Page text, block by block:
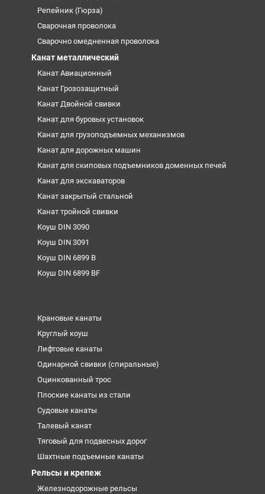
Репейник (Гюрза)
Сварочная проволока
Сварочно омедненная проволока
Канат металлический
Канат Авиационный
Канат Грозозащитный
Канат Двойной свивки
Канат для буровых установок
Канат для грузоподъемных механизмов
Канат для дорожных машин
Канат для скиповых подъемников доменных печей
Канат для экскаваторов
Канат закрытый стальной
Канат тройной свивки
Коуш DIN 3090
Коуш DIN 3091
Коуш DIN 6899 B
Коуш DIN 6899 BF
Крановые канаты
Круглый коуш
Лифтовые канаты
Одинарной свивки (спиральные)
Оцинкованный трос
Плоские канаты из стали
Судовые канаты
Талевый канат
Тяговый для подвесных дорог
Шахтные подъемные канаты
Рельсы и крепеж
Железнодорожные рельсы